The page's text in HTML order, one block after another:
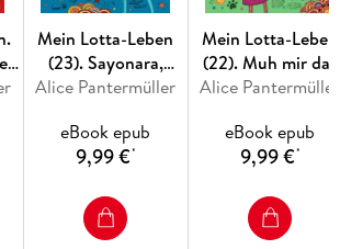
Ich glaub, meine Kröte pfeift! (5)
Den Letzten knutschen die Elche! (6)
Und täglich grüßt der Camembär (7)
reinste Katzentheater (9)
Mein Lotta-Leben
(23). Sayonara,
Capybara!
Alice Pantermüller
eBook epub
9,99 €*
Mein Lotta-Leben
(22). Muh mir das
Lied von der Kuh
Alice Pantermüller
eBook epub
9,99 €*